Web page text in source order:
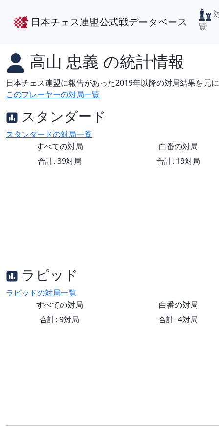
日本チェス連盟公式戦データベース
覧
高山 忠義 の統計情報
日本チェス連盟に報告があった2019年以降の対局結果を元
このプレーヤーの対局一覧
スタンダード
スタンダードの対局一覧
すべての対局
合計: 39対局
白番の対局
合計: 19対局
ラピッド
ラピッドの対局一覧
すべての対局
合計: 9対局
白番の対局
合計: 4対局